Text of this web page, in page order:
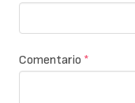
Comentario *